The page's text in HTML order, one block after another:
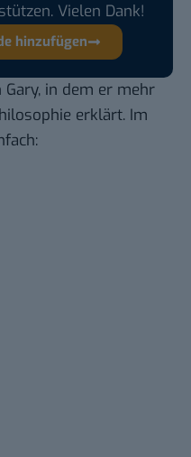
Vielen Dank!
hinzufügen
Gary, in dem er mehr
erklärt. Im